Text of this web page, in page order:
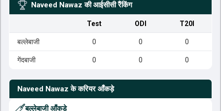
Naveed Nawaz की आईसीसी रैंकिंग
Test ODI T20I
बल्लेबाजी 0 0 0
गेंदबाजी 0 0 0
Naveed Nawaz के करियर आँकड़े
बल्लेबाजी आँकड़े